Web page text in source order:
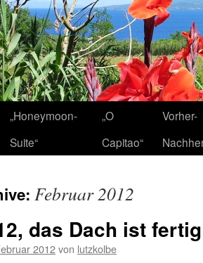
„Honeymoon-
Suite“
„O
Capitao“
Vorher-
Februar 2012
das Dach ist fertig
2012von lutzkolbe